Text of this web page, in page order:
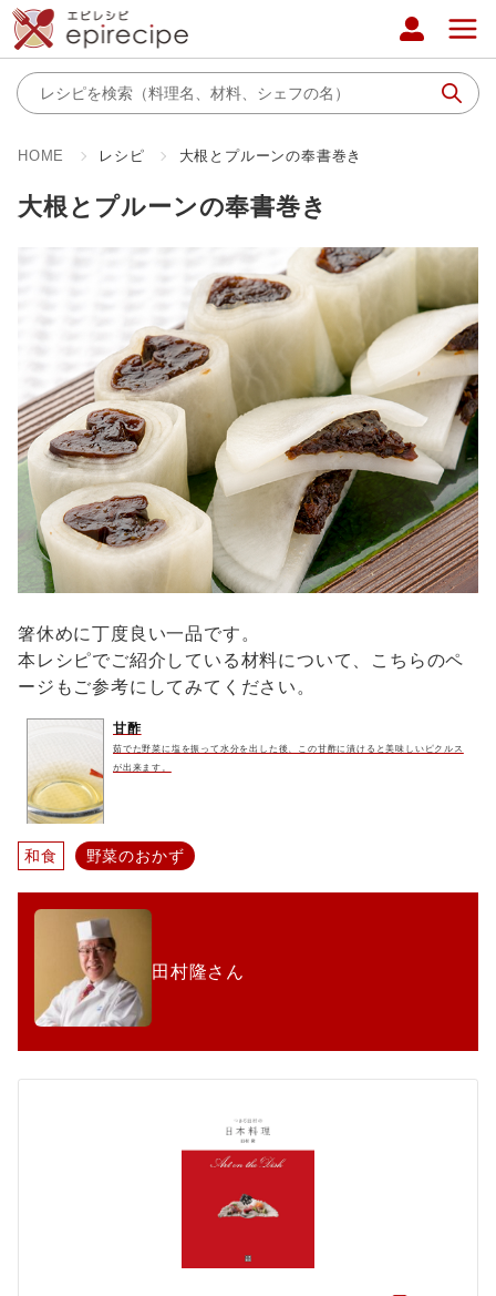
HOME レシピ 大根とプルーンの奉書巻き
大根とプルーンの奉書巻き
箸休めに丁度良い一品です。
本レシピでご紹介している材料について、こちらのペ
ージもご参考にしてみてください。
甘酢
茹でた野菜に塩を振って水分を出した後、この甘酢に漬けると美味しいピクルス
が出来ます。
和食 野菜のおかず
田村隆さん